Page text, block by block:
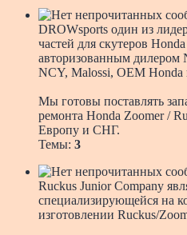
DROWsports один из
частей для скутеров
авторизованным дилером
NCY, Malossi, OEM Honda
Мы готовы поставлять
ремонта Honda Zoomer /
Европу и СНГ.
Темы: 3
Ruckus Junior Company
специализирующейся на
изготовлении Ruckus/